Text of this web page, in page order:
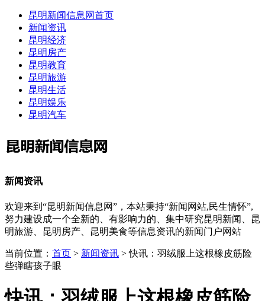
昆明新闻信息网首页
新闻资讯
昆明经济
昆明房产
昆明教育
昆明旅游
昆明生活
昆明娱乐
昆明汽车
新闻资讯
欢迎来到“昆明新闻信息网”，本站秉持“新闻网站,民生情怀”,
努力建设成一个全新的、有影响力的、集中研究昆明新闻、昆
明旅游、昆明房产、昆明美食等信息资讯的新闻门户网站
当前位置： 首页 > 新闻资讯 > 快讯：羽绒服上这根橡皮筋险
些弹瞎孩子眼